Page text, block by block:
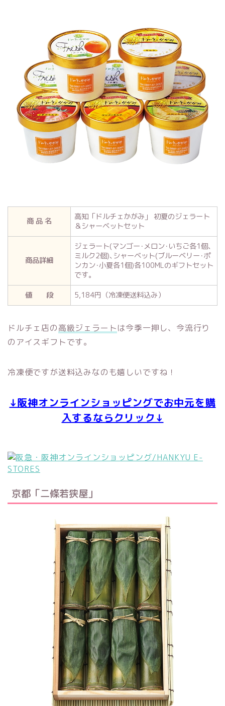
商 品 名
高知「ドルチェかがみ」 初夏のジェラート
＆シャーベットセット
商品詳細
ジェラート(マンゴー･メロン･いちご各1個､
ミルク2個)､シャーベット(ブルーベリー･ポ
ンカン･小夏各1個)各100MLのギフトセット
です。
値 段
5,184円（冷凍便送料込み）
ドルチェ店の高級ジェラートは今季一押し、今流行り
のアイスギフトです。
冷凍便ですが送料込みなのも嬉しいですね！
↓阪神オンラインショッピングでお中元を購
入するならクリック↓
京都「二條若狭屋」